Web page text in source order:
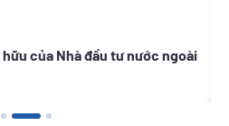
hữu của Nhà đầu tư nước ngoài